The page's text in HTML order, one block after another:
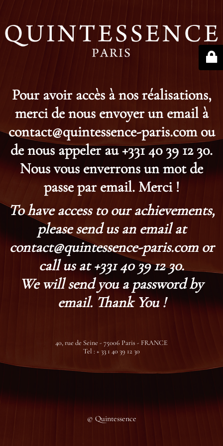
Pour avoir accès à nos réalisations,
merci de nous envoyer un email à
contact@quintessence-paris.com ou
de nous appeler au +331 40 39 12 30.
Nous vous enverrons un mot de
passe par email. Merci !
To have access to our achievements,
please send us an email at
contact@quintessence-paris.com or
call us at +331 40 39 12 30.
We will send you a password by
email. Thank You !
40, rue de Seine - 75006 Paris - FRANCE
Tel : + 33 1 40 39 12 30
© Quintessence